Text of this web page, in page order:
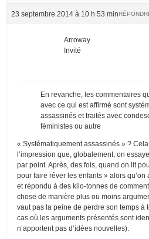
23 septembre 2014 à 10 h 53 min
Arroway
Invité
En revanche, les commentaires
avec ce qui est affirmé sont
assassinés et traités avec
féministes ou autre
« Systématiquement assassinés » ?
l’impression que, globalement, on
par point. Après, des fois, quand on lit
pour faire rêver les enfants » alors
et répondu à des kilo-tonnes de
chose de manière plus ou moins
vaut pas la peine de perdre son temps à
cas où les arguments présentés sont
n’apportent pas d’idées nouvelles).